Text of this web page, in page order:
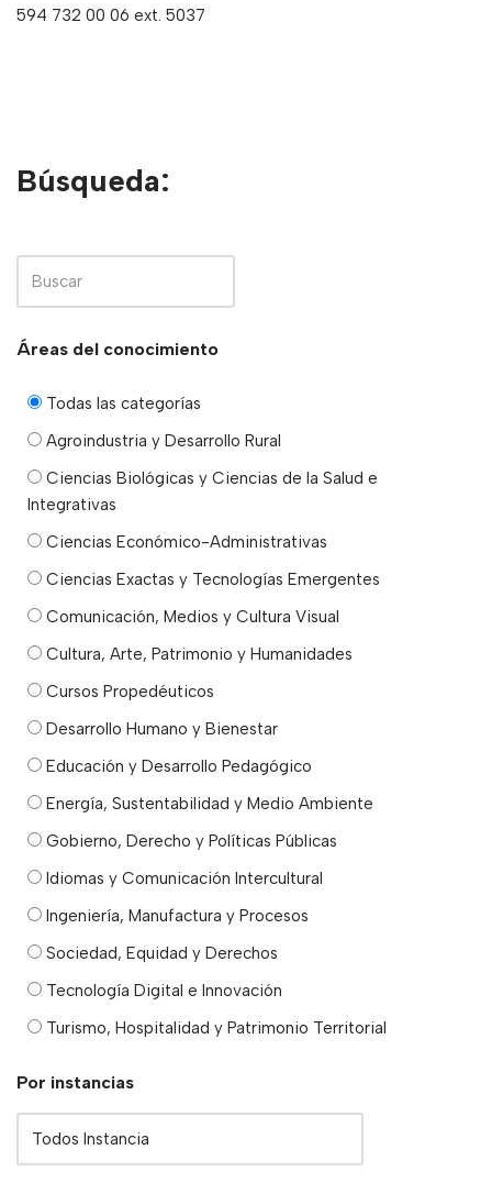
594 732 00 06 ext. 5037
Búsqueda:
Áreas del conocimiento
Todas las categorías
Agroindustria y Desarrollo Rural
Ciencias Biológicas y Ciencias de la Salud e
Integrativas
Ciencias Económico-Administrativas
Ciencias Exactas y Tecnologías Emergentes
Comunicación, Medios y Cultura Visual
Cultura, Arte, Patrimonio y Humanidades
Cursos Propedéuticos
Desarrollo Humano y Bienestar
Educación y Desarrollo Pedagógico
Energía, Sustentabilidad y Medio Ambiente
Gobierno, Derecho y Políticas Públicas
Idiomas y Comunicación Intercultural
Ingeniería, Manufactura y Procesos
Sociedad, Equidad y Derechos
Tecnología Digital e Innovación
Turismo, Hospitalidad y Patrimonio Territorial
Por instancias